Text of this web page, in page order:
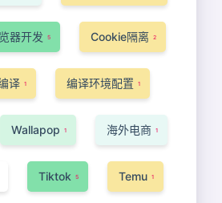
器开发 5 Cookie隔离 2
译 1 编译环境配置 1
Wallapop 1 海外电商 1
Tiktok 5 Temu 1